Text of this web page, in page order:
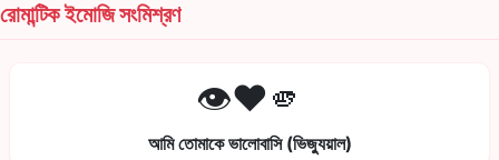
রোমান্টিক ইমোজি সংমিশ্রণ
👁️❤️🫵
আমি তোমাকে ভালোবাসি (ভিজ্যুয়াল)